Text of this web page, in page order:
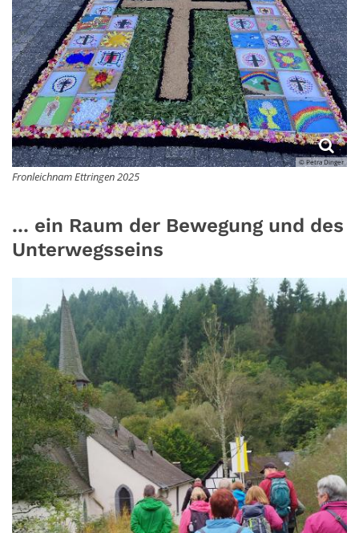
© Petra Dinger
Fronleichnam Ettringen 2025
... ein Raum der Bewegung und des
Unterwegsseins